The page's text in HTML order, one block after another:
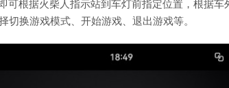
可根据火柴人指示站到车灯前指定位置，根据
切换游戏模式、开始游戏、退出游戏等。